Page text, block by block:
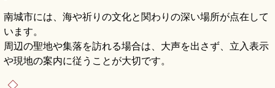
南城市には、海や祈りの文化と関わりの深い場所が点在して
います。
周辺の聖地や集落を訪れる場合は、大声を出さず、立入表示
や現地の案内に従うことが大切です。